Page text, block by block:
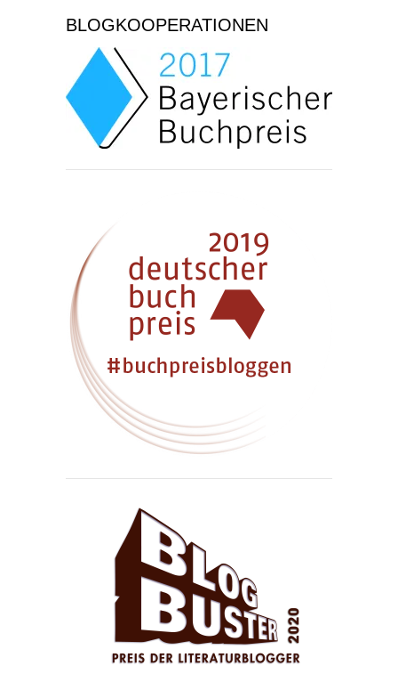
BLOGKOOPERATIONEN